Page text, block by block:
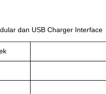
dan USB Charger Interface